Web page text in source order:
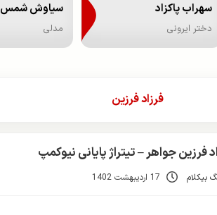
سهراب پاکزاد
دختر ایرونی
سیاوش شمس
مدلی
فرزاد فرزین
فرزین جواهر – تیتراژ پایانی نیوکمپ
بیکلام 17 اردیبهشت 1402